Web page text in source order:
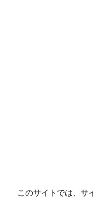
このサイトでは、サ